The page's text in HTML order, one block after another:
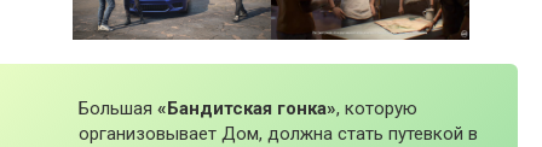
Большая «Бандитская гонка», которую
организовывает Дом, должна стать путевкой в